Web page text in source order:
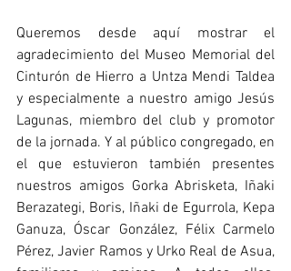
Queremos desde aquí mostrar el
agradecimiento del Museo Memorial del
Cinturón de Hierro a Untza Mendi Taldea
y especialmente a nuestro amigo Jesús
Lagunas, miembro del club y promotor
de la jornada. Y al público congregado, en
el que estuvieron también presentes
nuestros amigos Gorka Abrisketa, Iñaki
Berazategi, Boris, Iñaki de Egurrola, Kepa
Ganuza, Óscar González, Félix Carmelo
Pérez, Javier Ramos y Urko Real de Asua,